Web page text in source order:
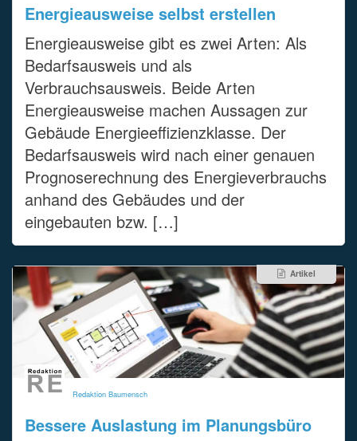
Energieausweise selbst erstellen
Energieausweise gibt es zwei Arten: Als
Bedarfsausweis und als
Verbrauchsausweis. Beide Arten
Energieausweise machen Aussagen zur
Gebäude Energieeffizienzklasse. Der
Bedarfsausweis wird nach einer genauen
Prognoserechnung des Energieverbrauchs
anhand des Gebäudes und der
eingebauten bzw. […]
Artikel
Redaktion Baumensch
Bessere Auslastung im Planungsbüro